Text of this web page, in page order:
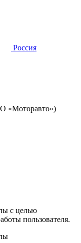
Россия
«Моторавто»)
с целью
пользователя.